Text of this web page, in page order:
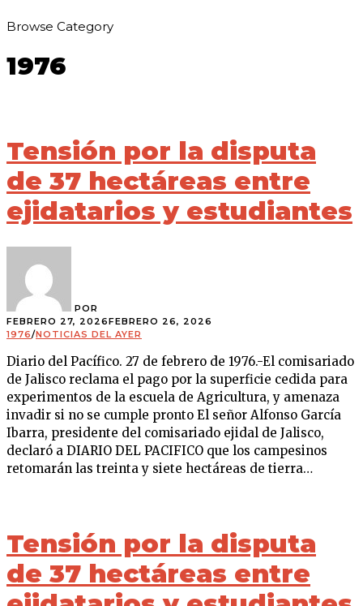
Browse Category
1976
Tensión por la disputa
de 37 hectáreas entre
ejidatarios y estudiantes
POR
FEBRERO 27, 2026FEBRERO 26, 2026
1976/NOTICIAS DEL AYER
Diario del Pacífico. 27 de febrero de 1976.-El comisariado
de Jalisco reclama el pago por la superficie cedida para
experimentos de la escuela de Agricultura, y amenaza
invadir si no se cumple pronto El señor Alfonso García
Ibarra, presidente del comisariado ejidal de Jalisco,
declaró a DIARIO DEL PACIFICO que los campesinos
retomarán las treinta y siete hectáreas de tierra…
Tensión por la disputa
de 37 hectáreas entre